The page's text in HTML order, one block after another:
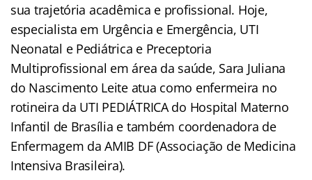
sua trajetória acadêmica e profissional. Hoje,
especialista em Urgência e Emergência, UTI
Neonatal e Pediátrica e Preceptoria
Multiprofissional em área da saúde, Sara Juliana
do Nascimento Leite atua como enfermeira no
rotineira da UTI PEDIÁTRICA do Hospital Materno
Infantil de Brasília e também coordenadora de
Enfermagem da AMIB DF (Associação de Medicina
Intensiva Brasileira).